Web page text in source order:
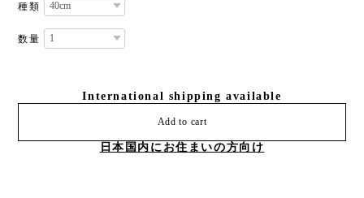
種類
数量
International shipping available
Add to cart
日本国内にお住まいの方向け